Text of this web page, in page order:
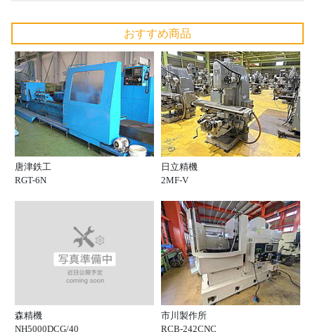
おすすめ商品
唐津鉄工
RGT-6N
日立精機
2MF-V
森精機
NH5000DCG/40
市川製作所
RCB-242CNC